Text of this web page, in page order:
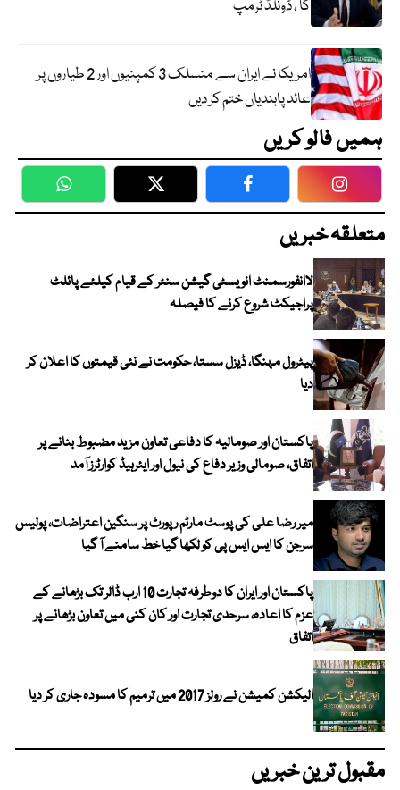
گا ، ڈونلڈ ٹرمپ
امریکا نے ایران سے منسلک 3 کمپنیوں اور 2 طیاروں پر
عائد پابندیاں ختم کر دیں
ہمیں فالو کریں
WhatsApp Twitter Facebook
متعلقہ خبریں
لاانفورسمنٹ انویسٹی گیشن سنٹر کے قیام کیلئے پائلٹ
پراجیکٹ شروع کرنے کا فیصلہ
پیٹرول مہنگا، ڈیزل سستا، حکومت نے نئی قیمتوں کا اعلان کر
دیا
پاکستان اور صومالیہ کا دفاعی تعاون مزید مضبوط بنانے پر
اتفاق، صومالی وزیر دفاع کی نیول اور ایئرہیڈ کوارٹرز آمد
میر رضا علی کی پوسٹ مارٹم رپورٹ پر سنگین اعتراضات، پولیس
سرجن کا ایس ایس پی کو لکھا گیا خط سامنے آ گیا
پاکستان اور ایران کا دوطرفہ تجارت 10 ارب ڈالر تک بڑھانے کے
عزم کا اعادہ، سرحدی تجارت اور کان کنی میں تعاون بڑھانے پر
اتفاق
الیکشن کمیشن نے رولز 2017 میں ترمیم کا مسودہ جاری کر دیا
مقبول ترین خبریں